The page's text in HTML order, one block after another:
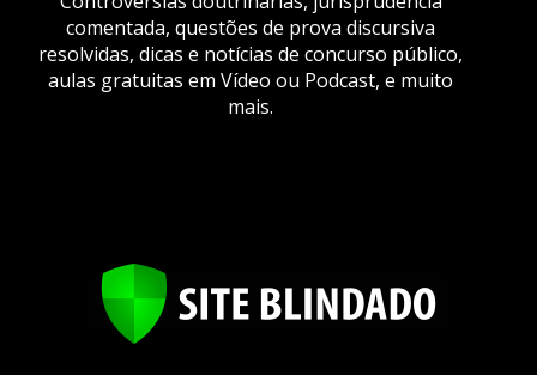
comentada, questões de prova discursiva
resolvidas, dicas e notícias de concurso público,
aulas gratuitas em Vídeo ou Podcast, e muito
mais.